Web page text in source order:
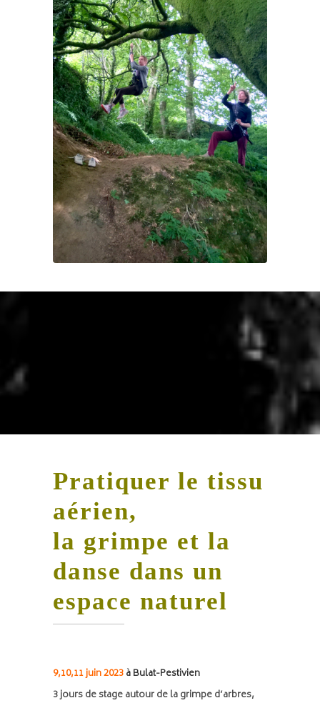
Pratiquer le tissu
aérien,
la grimpe et la
danse dans un
espace naturel
9,10,11 juin 2023à Bulat-Pestivien
3 jours de stage autour de la grimpe d’arbres,